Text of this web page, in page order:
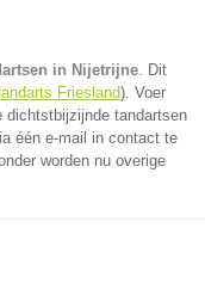
in Nijetrijne. Dit
Friesland). Voer
dichtstbijzijnde tandartsen
één e-mail in contact te
worden nu overige